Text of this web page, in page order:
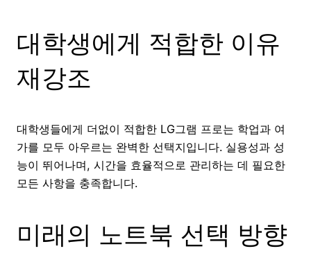
대학생에게 적합한 이유
재강조
대학생들에게 더없이 적합한 LG그램 프로는 학업과 여
가를 모두 아우르는 완벽한 선택지입니다. 실용성과 성
능이 뛰어나며, 시간을 효율적으로 관리하는 데 필요한
모든 사항을 충족합니다.
미래의 노트북 선택 방향